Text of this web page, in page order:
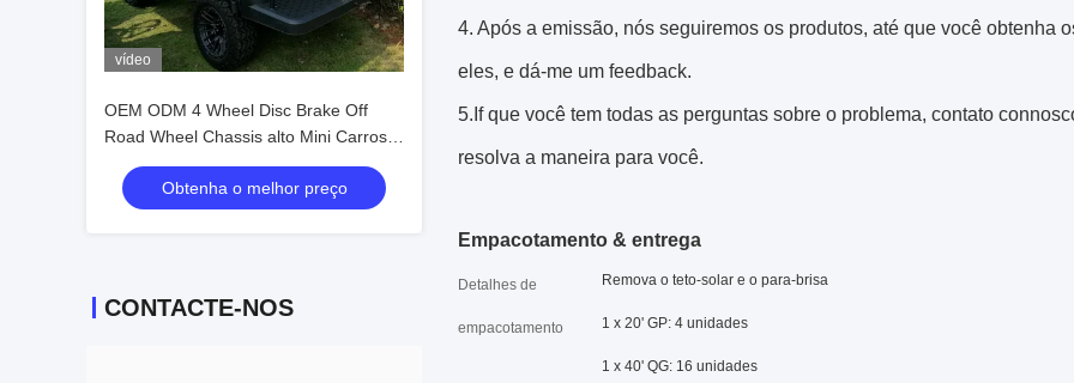
vídeo
OEM ODM 4 Wheel Disc Brake Off
Road Wheel Chassis alto Mini Carros
de Golf Elétricos 10 polegadas IP66
Display Carro de Golf de 4 lugares
Obtenha o melhor preço
CONTACTE-NOS
4. Após a emissão, nós seguiremos os produtos, até que você obtenha
eles, e dá-me um feedback.
5.If que você tem todas as perguntas sobre o problema, contato
resolva a maneira para você.
Empacotamento & entrega
Detalhes de
empacotamento
Remova o teto-solar e o para-brisa
1 x 20' GP: 4 unidades
1 x 40' QG: 16 unidades